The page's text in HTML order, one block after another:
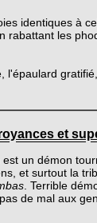
identiques à
rabattant les
l'épaulard
et
est un démon
et surtout la
. Terrible
de mal aux